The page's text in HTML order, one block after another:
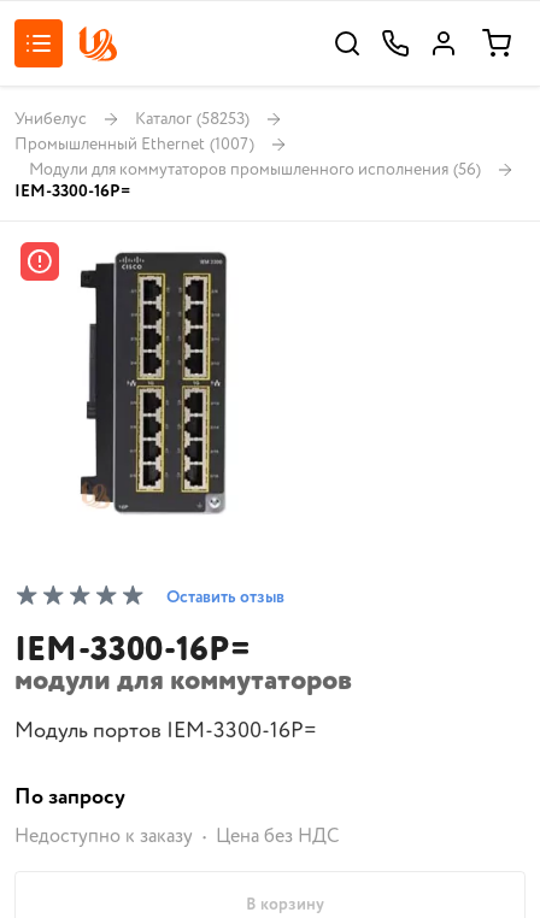
Унибелус Каталог (58253)
Промышленный Ethernet (1007)
Модули для коммутаторов промышленного исполнения (56)
IEM-3300-16P=
Оставить отзыв
IEM-3300-16P=
модули для коммутаторов
Модуль портов IEM-3300-16P=
По запросу
Недоступно к заказу Цена без НДС
В корзину